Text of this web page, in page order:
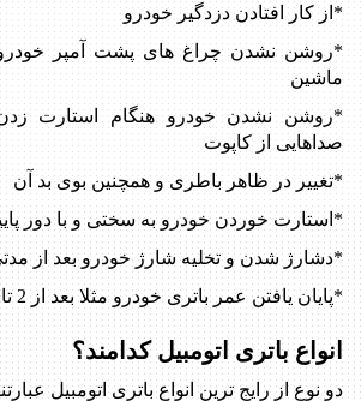
*از کار افتادن دزدگیر خودرو
*روشن نشدن چراغ های پشت آمپر خودرو
ماشین
*روشن نشدن خودرو هنگام استارت
صداهایی از کاپوت
*تغییر در ظاهر باطری و همچنین بوی بد آن
*استارت خوردن خودرو به سختی و با دور
*دشارژ شدن و تخلیه شارژ خودرو بعد از
*پایان یافتن عمر باتری خودرو مثلا بعد از 2 تا 3 سال
انواع باتری اتومبیل کدامند؟
دو نوع از رایج ترین انواع باتری اتومبیل